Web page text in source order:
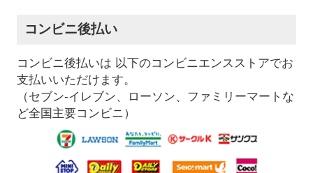
コンビニ後払い
コンビニ後払いは 以下のコンビニエンスストアでお
支払いいただけます。
（セブン-イレブン、ローソン、ファミリーマートな
ど全国主要コンビニ）